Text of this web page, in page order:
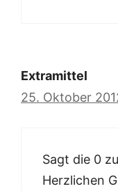
Extramittel
25. Oktober
Sagt die 0
Herzlichen